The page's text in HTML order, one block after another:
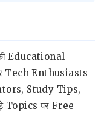
Educational
Tech Enthusiasts
Study Tips,
Topics पर Free